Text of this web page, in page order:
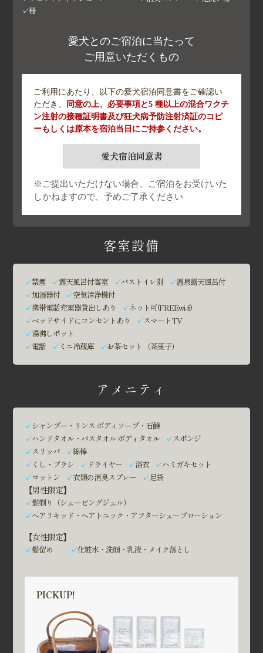
✓柵
愛犬とのご宿泊に当たって
ご用意いただくもの
ご利用にあたり、以下の愛犬宿泊同意書をご確認い
ただき、
同意の上、必要事項と5 種以上の混合ワクチ
ン注射の接種証明書及び狂犬病予防注射済証のコピ
ーもしくは原本を宿泊当日にご持参ください。
愛犬宿泊同意書
※ご提出いただけない場合、ご宿泊をお受けいた
しかねますので、予めご了承ください
客室設備
✓禁煙 ✓露天風呂付客室 ✓バストイレ別 ✓温泉露天風呂付
✓加湿器付 ✓空気清浄機付
✓携帯電話充電器貸出しあり ✓ネット可(FREEwi-fi)
✓ベッドサイドにコンセントあり ✓スマートTV
✓湯沸しポット
✓電話 ✓ミニ冷蔵庫 ✓お茶セット （茶菓子）
アメニティ
✓シャンプー・リンス ボディソープ・石鹸
✓ハンドタオル・バスタオル ボディタオル ✓スポンジ
✓スリッパ ✓綿棒
✓ くし・ブラシ ✓ ドライヤー ✓浴衣 ✓ハミガキセット
✓コットン ✓衣類の消臭スプレー ✓足袋
【男性限定】
✓髭剃り（シェービングジェル）
✓ヘアリキッド・ヘアトニック・アフターシェーブローション
【女性限定】
✓髪留め ✓化粧水・洗顔・乳液・メイク落とし
PICKUP!